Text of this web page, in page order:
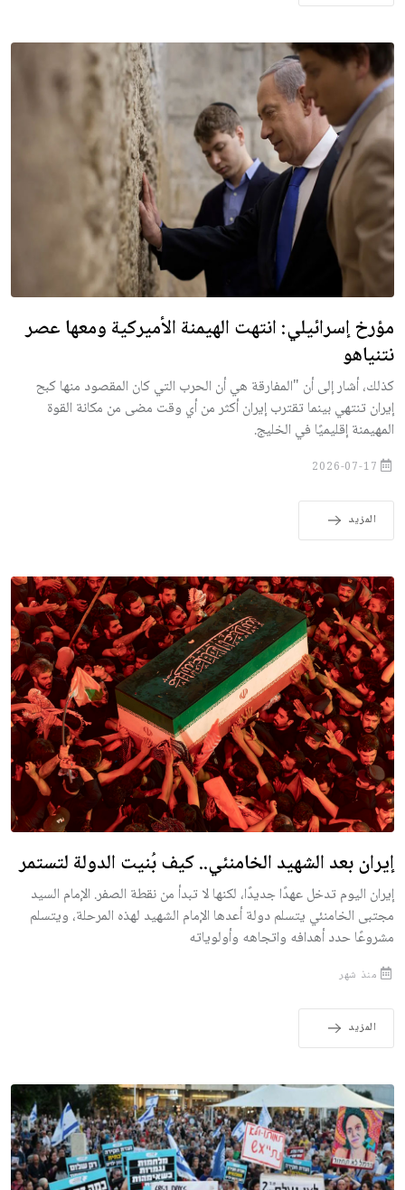
مؤرخ إسرائيلي: انتهت الهيمنة الأميركية ومعها عصر
نتنياهو
كذلك، أشار إلى أن "المفارقة هي أن الحرب التي كان المقصود منها كبح
إيران تنتهي بينما تقترب إيران أكثر من أي وقت مضى من مكانة القوة
المهيمنة إقليميًا في الخليج.
2026-07-17
المزيد
إيران بعد الشهيد الخامنئي.. كيف بُنيت الدولة لتستمر
إيران اليوم تدخل عهدًا جديدًا، لكنها لا تبدأ من نقطة الصفر. الإمام السيد
مجتبى الخامنئي يتسلم دولة أعدها الإمام الشهيد لهذه المرحلة، ويتسلم
مشروعًا حدد أهدافه واتجاهه وأولوياته
منذ شهر
المزيد